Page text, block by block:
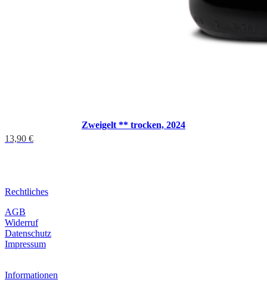
Zweigelt ** trocken, 2024
13,90 €
Rechtliches
AGB
Widerruf
Datenschutz
Impressum
Informationen